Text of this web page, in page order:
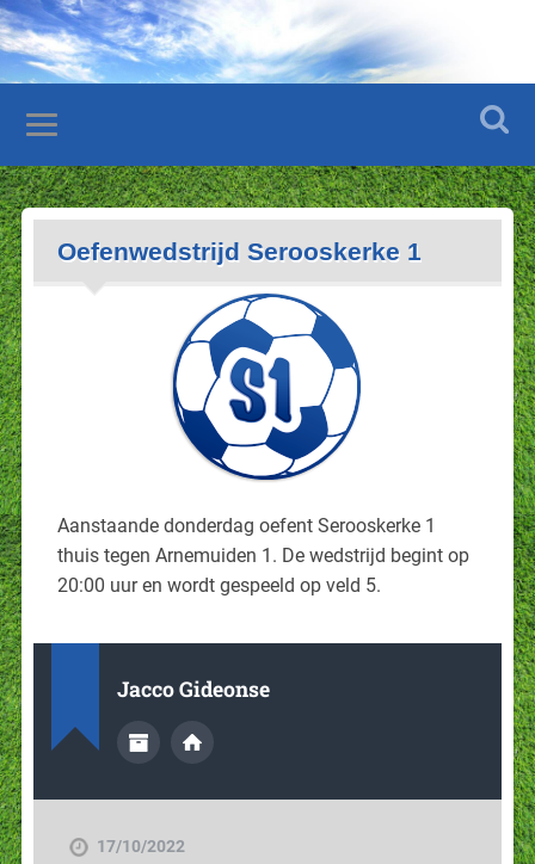
Oefenwedstrijd Serooskerke 1
Aanstaande donderdag oefent Serooskerke 1
thuis tegen Arnemuiden 1. De wedstrijd begint op
20:00 uur en wordt gespeeld op veld 5.
Jacco Gideonse
17/10/2022